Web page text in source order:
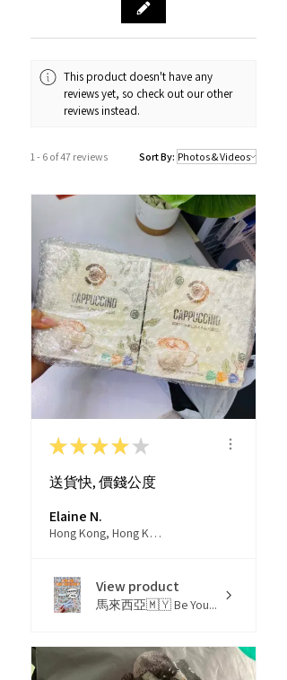
門市資料：觀塘秀茂坪商場街市74A號
Whatsapp：34811128
訂購及送貨時間
若果商品不幸出現沒有現貨或需要更長
或電話方式通知顧客。
This product doesn't have any
reviews yet, so check out our other
reviews instead.
1 - 6 of 47 reviews Sort By:
★★★★ ★
送貨快, 價錢公度
Elaine N.
Hong Kong, Hong Kong
View product
馬來西亞🇲🇾 Be You...